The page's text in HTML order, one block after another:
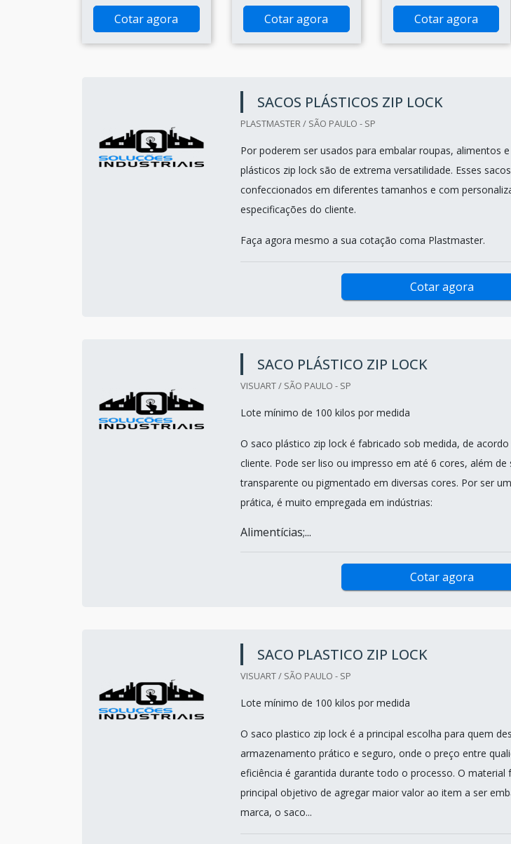
Cotar agora Cotar agora Cotar agora
SACOS PLÁSTICOS ZIP LOCK
PLASTMASTER / SÃO PAULO - SP
Por poderem ser usados para embalar roupas, alimentos
plásticos zip lock são de extrema versatilidade. Esses
confeccionados em diferentes tamanhos e com
especificações do cliente.
Faça agora mesmo a sua cotação coma Plastmaster.
Cotar agora
SACO PLÁSTICO ZIP LOCK
VISUART / SÃO PAULO - SP
Lote mínimo de 100 kilos por medida
O saco plástico zip lock é fabricado sob medida, de
cliente. Pode ser liso ou impresso em até 6 cores, além
transparente ou pigmentado em diversas cores. Por ser
prática, é muito empregada em indústrias:
Alimentícias;...
Cotar agora
SACO PLASTICO ZIP LOCK
VISUART / SÃO PAULO - SP
Lote mínimo de 100 kilos por medida
O saco plastico zip lock é a principal escolha para quem
armazenamento prático e seguro, onde o preço entre
eficiência é garantida durante todo o processo. O material
principal objetivo de agregar maior valor ao item a ser
marca, o saco...